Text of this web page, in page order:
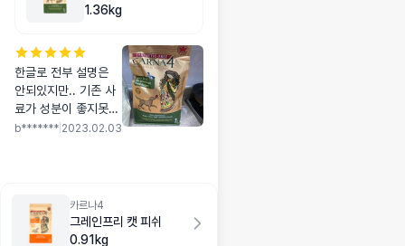
1.36kg
한글로 전부 설명은
안되있지만.. 기존 사
료가 성분이 좋지못하
단 걸 알고 급히 찾은
따듯하게 주고있어요!
잘 청착할 수 있길..!
b******* 2023.02.03
카르나4
그레인프리 캣 피쉬
0.91kg